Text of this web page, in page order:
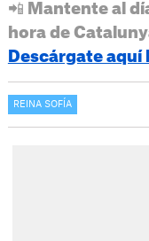
📲 Mantente al
hora de
Descárgate aquí
REINA SOFÍA